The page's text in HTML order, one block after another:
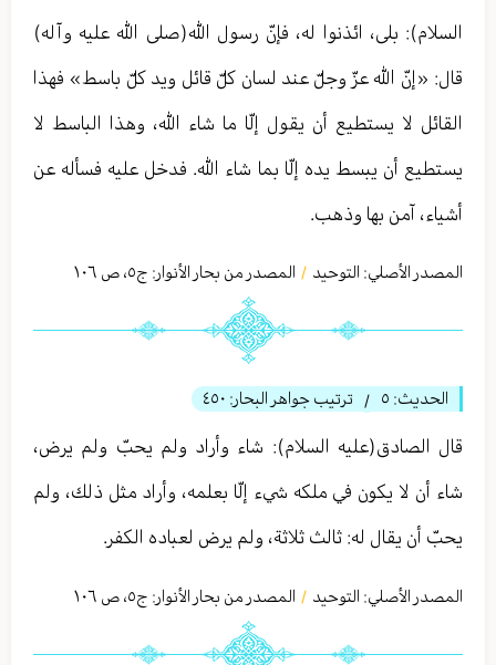
السلام): بلى، ائذنوا له، فإنّ رسول الله(صلى الله عليه وآله)
قال: «إنّ الله عزّ وجلّ عند لسان كلّ قائل ويد كلّ باسط» فهذا
القائل لا يستطيع أن يقول إلّا ما شاء الله، وهذا الباسط لا
يستطيع أن يبسط يده إلّا بما شاء الله. فدخل عليه فسأله عن
أشياء، آمن بها وذهب.
المصدر الأصلي: التوحيد / المصدر من بحار الأنوار: ج٥، ص ١٠٦
الحديث: ٥ / ترتيب جواهر البحار: ٤٥٠
قال الصادق(عليه السلام): شاء وأراد ولم يحبّ ولم يرض،
شاء أن لا يكون في ملكه شيء إلّا بعلمه، وأراد مثل ذلك، ولم
يحبّ أن يقال له: ثالث ثلاثة، ولم يرض لعباده الكفر.
المصدر الأصلي: التوحيد / المصدر من بحار الأنوار: ج٥، ص ١٠٦